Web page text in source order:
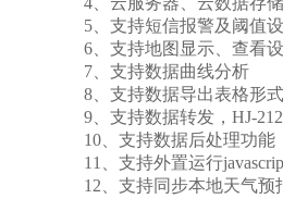
5、支持短信报警及阈值
6、支持地图显示、查看
7、支持数据曲线分析
8、支持数据导出表格形式
9、支持数据转发，HJ-
10、支持数据后处理功能
11、支持外置运行
12、支持同步本地天气预